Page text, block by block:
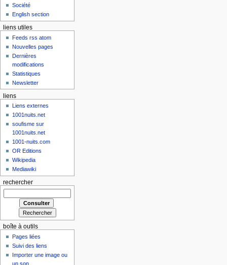
Société
English section
liens utiles
Feeds rss atom
Nouvelles pages
Dernières
modifications
Statistiques
Newsletter
liens
Liens externes
1001nuits.net
soufisme sur
1001nuits.net
1001-nuits.com
OR Editions
Wikipedia
Mediawiki
rechercher
boîte à outils
Pages liées
Suivi des liens
Importer une image ou
un son